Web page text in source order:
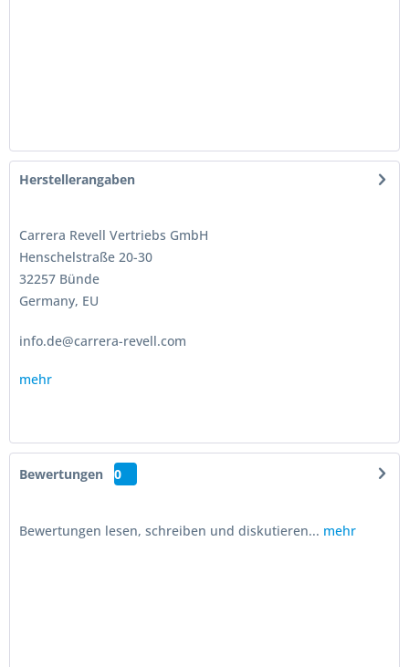
Herstellerangaben
Carrera Revell Vertriebs GmbH
Henschelstraße 20-30
32257 Bünde
Germany, EU
info.de@carrera-revell.com
mehr
Bewertungen 0
Bewertungen lesen, schreiben und diskutieren... mehr